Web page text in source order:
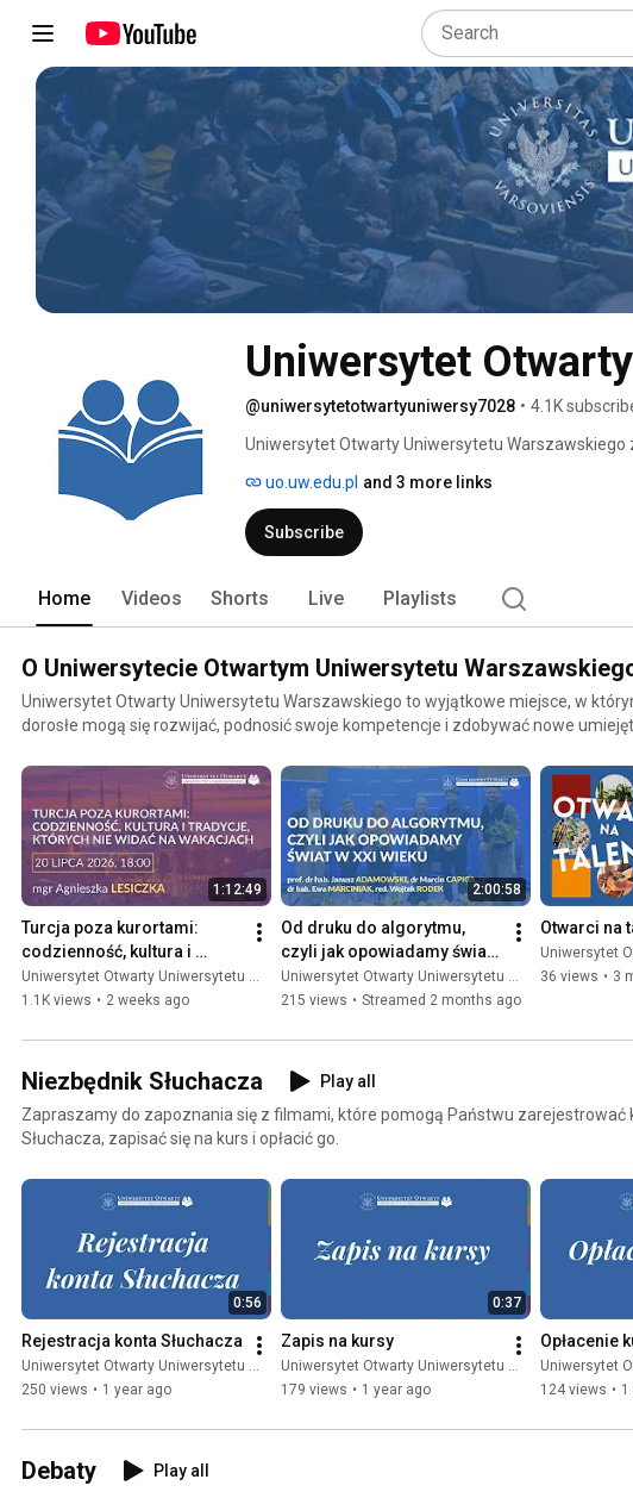
Uniwersytet
@uniwersytetotwartyuniwersy7028 • 4.1K
Uniwersytet Otwarty Uniwersytetu Warszawskiego
na posiadane wykształcenie, wiek oraz kwalifikacje
uo.uw.edu.pl and 3 more links
Subscribe
Home Videos Shorts Live Playlists
O Uniwersytecie Otwartym Uniwersytetu
Uniwersytet Otwarty Uniwersytetu Warszawskiego to wyjątkowe miejsce, w
dorosłe mogą się rozwijać, podnosić swoje kompetencje i zdobywać nowe
interesują Cię praktyczne rady dotyczące oszczędzania lub chcesz rozpocząć
języka? Nic prostszego! Już od 15 lat niezmiennie dokładamy wszelkich starań,
najwyższej jakości usługi edukacyjne dostępne dla wszystkich dorosłych – bez
czy posiadane wykształcenie. Od początku działalności w ofercie Uniwersytetu Otwartego UW
pojawiło się w sumie ponad 10 330 kursów, uruchomione zostały 7 624 grupy,
z ponad 2 200 Wykładowcami, a konto Słuchacza założyło ponad 100 000
wyjątkowe spotkania z ciekawymi gośćmi. Zapraszamy do zapoznania się z
podsumowaniami naszych ostatnich wydarzeń!
1:12:49
Turcja poza kurortami:
codzienność, kultura i
tradycje, których nie widać
na wakacjach
Uniwersytet Otwarty Uniwersytetu Warszawskiego
1.1K views • 2 weeks ago
2:00:58
Od druku do algorytmu,
czyli jak opowiadamy świat
w XXI wieku
Uniwersytet Otwarty Uniwersytetu Warszawskiego
215 views • Streamed 2 months ago
Otwarci na
Uniwersytet
36 views • 3
Niezbędnik Słuchacza
Play all
Zapraszamy do zapoznania się z filmami, które pomogą Państwu zarejestrować
Słuchacza, zapisać się na kurs i opłacić go.
0:56
Rejestracja konta Słuchacza
Uniwersytet Otwarty Uniwersytetu Warszawskiego
250 views • 1 year ago
0:37
Zapis na kursy
Uniwersytet Otwarty Uniwersytetu Warszawskiego
179 views • 1 year ago
Opłacenie
Uniwersytet
124 views • 1
Debaty Play all